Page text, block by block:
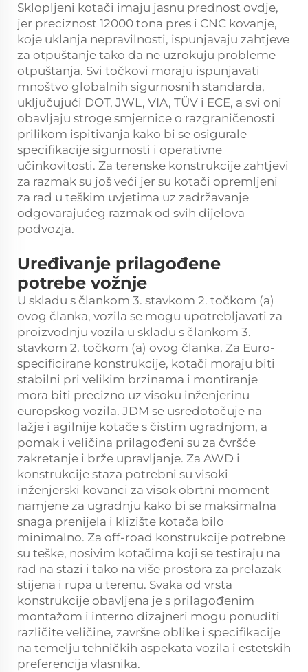
Sklopljeni kotači imaju jasnu prednost ovdje,
jer preciznost 12000 tona pres i CNC kovanje,
koje uklanja nepravilnosti, ispunjavaju zahtjeve
za otpuštanje tako da ne uzrokuju probleme
otpuštanja. Svi točkovi moraju ispunjavati
mnoštvo globalnih sigurnosnih standarda,
uključujući DOT, JWL, VIA, TÜV i ECE, a svi oni
obavljaju stroge smjernice o razgraničenosti
prilikom ispitivanja kako bi se osigurale
specifikacije sigurnosti i operativne
učinkovitosti. Za terenske konstrukcije zahtjevi
za razmak su još veći jer su kotači opremljeni
za rad u teškim uvjetima uz zadržavanje
odgovarajućeg razmak od svih dijelova
podvozja.
Uređivanje prilagođene
potrebe vožnje
U skladu s člankom 3. stavkom 2. točkom (a)
ovog članka, vozila se mogu upotrebljavati za
proizvodnju vozila u skladu s člankom 3.
stavkom 2. točkom (a) ovog članka. Za Euro-
specificirane konstrukcije, kotači moraju biti
stabilni pri velikim brzinama i montiranje
mora biti precizno uz visoku inženjerinu
europskog vozila. JDM se usredotočuje na
lažje i agilnije kotače s čistim ugradnjom, a
pomak i veličina prilagođeni su za čvršće
zakretanje i brže upravljanje. Za AWD i
konstrukcije staza potrebni su visoki
inženjerski kovanci za visok obrtni moment
namjene za ugradnju kako bi se maksimalna
snaga prenijela i klizište kotača bilo
minimalno. Za off-road konstrukcije potrebne
su teške, nosivim kotačima koji se testiraju na
rad na stazi i tako na više prostora za prelazak
stijena i rupa u terenu. Svaka od vrsta
konstrukcije obavljena je s prilagođenim
montažom i interno dizajneri mogu ponuditi
različite veličine, završne oblike i specifikacije
na temelju tehničkih aspekata vozila i estetskih
preferencija vlasnika.